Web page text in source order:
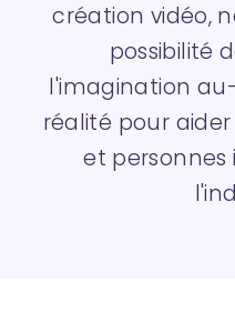
création vidéo,
possibilité
l'imagination
réalité pour
et personnes